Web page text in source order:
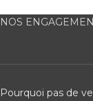
NOS
Pourquoi pas de